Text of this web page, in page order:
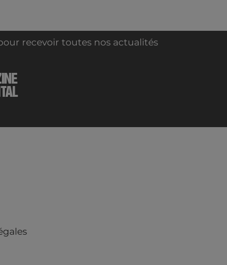
recevoir toutes nos actualités